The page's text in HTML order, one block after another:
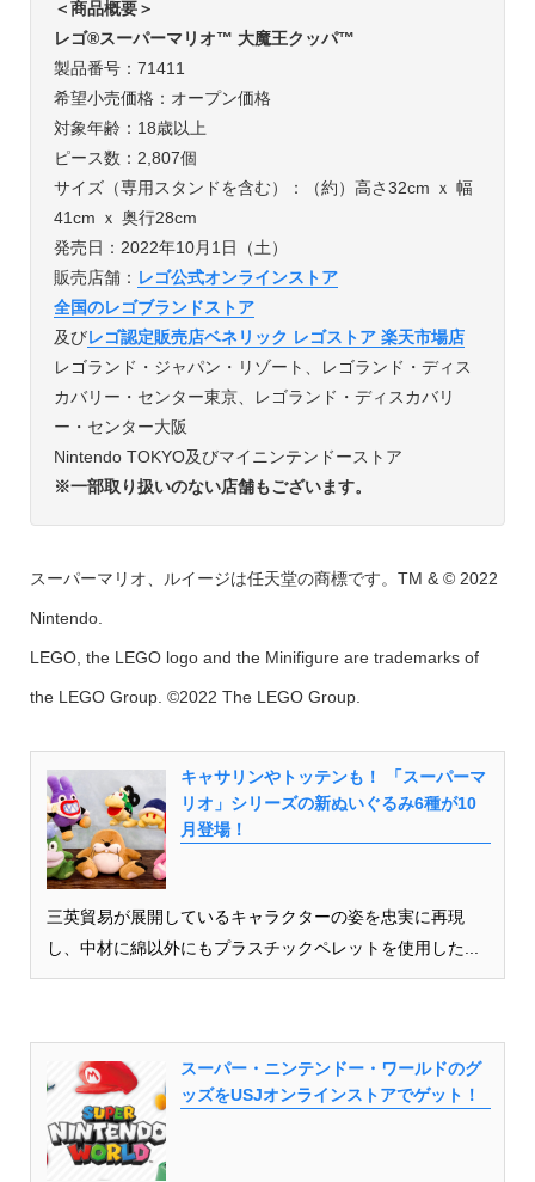
＜商品概要＞
レゴ®スーパーマリオ™ 大魔王クッパ™
製品番号：71411
希望小売価格：オープン価格
対象年齢：18歳以上
ピース数：2,807個
サイズ（専用スタンドを含む）：（約）高さ32cm ｘ 幅
41cm ｘ 奥行28cm
発売日：2022年10月1日（土）
販売店舗： レゴ公式オンラインストア
全国のレゴブランドストア
及びレゴ認定販売店ベネリック レゴストア 楽天市場店
レゴランド・ジャパン・リゾート、レゴランド・ディス
カバリー・センター東京、レゴランド・ディスカバリ
ー・センター大阪
Nintendo TOKYO及びマイニンテンドーストア
※一部取り扱いのない店舗もございます。
スーパーマリオ、ルイージは任天堂の商標です。TM & © 2022
Nintendo.
LEGO, the LEGO logo and the Minifigure are trademarks of
the LEGO Group. ©2022 The LEGO Group.
キャサリンやトッテンも！ 「スーパーマ
リオ」シリーズの新ぬいぐるみ6種が10
月登場！
三英貿易が展開しているキャラクターの姿を忠実に再現
し、中材に綿以外にもプラスチックペレットを使用した...
スーパー・ニンテンドー・ワールドのグ
ッズをUSJオンラインストアでゲット！